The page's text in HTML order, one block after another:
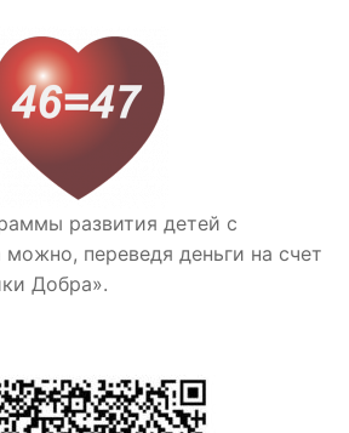
развития детей с
переведя деньги на счет
Добра».